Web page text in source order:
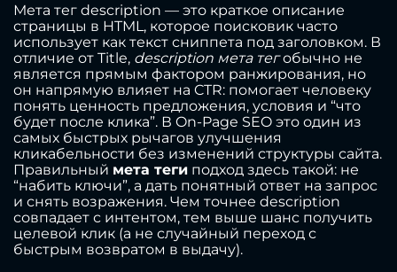
Мета тег description — это краткое описание
страницы в HTML, которое поисковик часто
использует как текст сниппета под заголовком. В
отличие от Title, description мета тегобычно не
является прямым фактором ранжирования, но
он напрямую влияет на CTR: помогает человеку
понять ценность предложения, условия и “что
будет после клика”. В On-Page SEO это один из
самых быстрых рычагов улучшения
кликабельности без изменений структуры сайта.
Правильный мета теги подход здесь такой: не
“набить ключи”, а дать понятный ответ на запрос
и снять возражения. Чем точнее description
совпадает с интентом, тем выше шанс получить
целевой клик (а не случайный переход с
быстрым возвратом в выдачу).